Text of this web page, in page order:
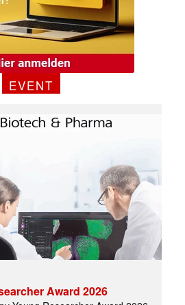
EVENT
Award 2026